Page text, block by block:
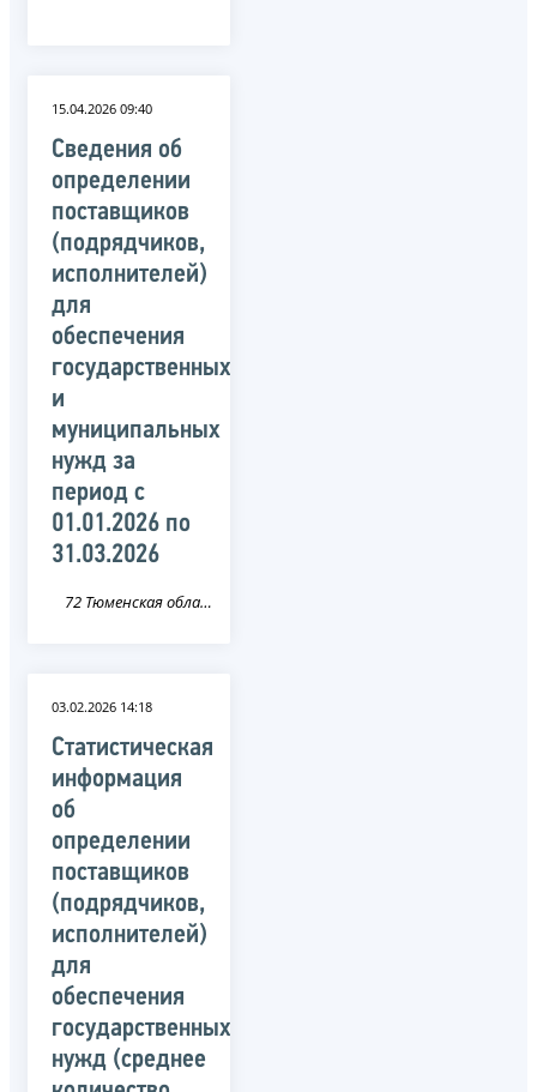
15.04.2026 09:40
Сведения об
определении
поставщиков
(подрядчиков,
исполнителей)
для
обеспечения
государственных
и
муниципальных
нужд за
период c
01.01.2026 по
31.03.2026
72 Тюменская область
03.02.2026 14:18
Статистическая
информация
об
определении
поставщиков
(подрядчиков,
исполнителей)
для
обеспечения
государственных
нужд (среднее